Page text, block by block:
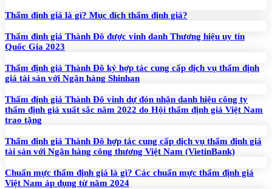
Thẩm định giá là gì? Mục đích thẩm định giá?
Thẩm định giá Thành Đô được vinh danh Thương hiệu uy tín
Quốc Gia 2023
Thẩm định giá Thành Đô ký hợp tác cung cấp dịch vụ thẩm định
giá tài sản với Ngân hàng Shinhan
Thẩm định giá Thành Đô vinh dự đón nhận danh hiệu công ty
thẩm định giá xuất sắc năm 2022 do Hội thẩm định giá Việt Nam
trao tặng
Thẩm định giá Thành Đô hợp tác cung cấp dịch vụ thẩm định giá
tài sản với Ngân hàng công thương Việt Nam (VietinBank)
Chuẩn mực thẩm định giá là gì? Các chuẩn mực thẩm định giá
Việt Nam áp dụng từ năm 2024